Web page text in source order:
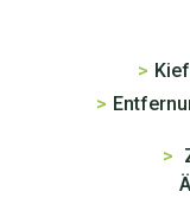
>
>
>